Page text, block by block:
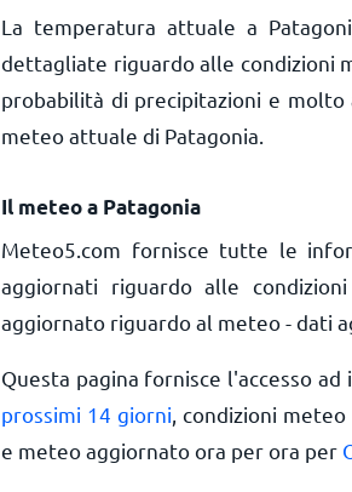
La temperatura attuale a
dettagliate riguardo alle condizioni
probabilità di precipitazioni e
meteo attuale di Patagonia.
Il meteo a Patagonia
Meteo5.com fornisce tutte le
aggiornati riguardo alle
aggiornato riguardo al meteo - dati
Questa pagina fornisce l'accesso ad
prossimi 14 giorni , condizioni
e meteo aggiornato ora per ora per